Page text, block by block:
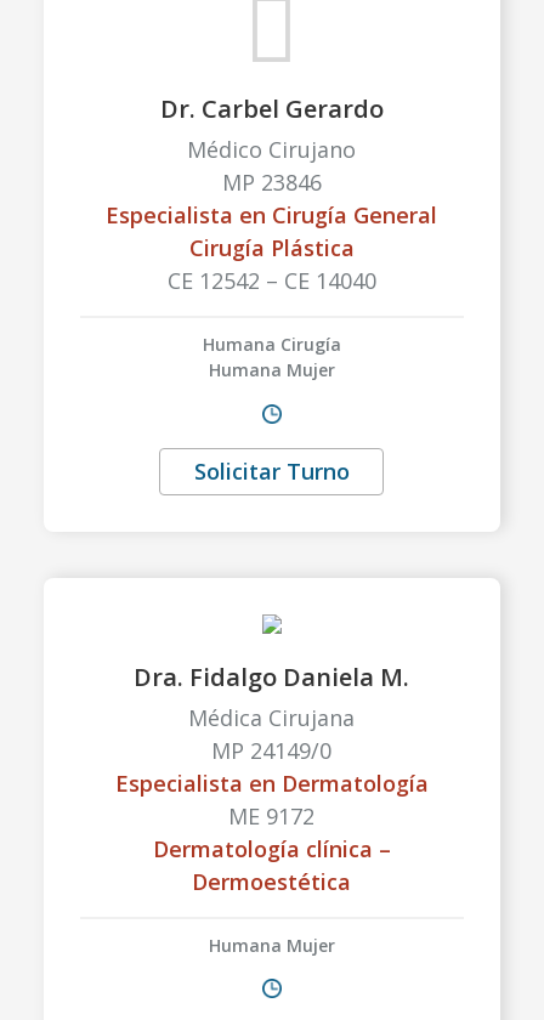
Dr. Carbel Gerardo
Médico Cirujano
MP 23846
Especialista en Cirugía General
Cirugía Plástica
CE 12542 – CE 14040
Humana Cirugía
Humana Mujer
Solicitar Turno
Dra. Fidalgo Daniela M.
Médica Cirujana
MP 24149/0
Especialista en Dermatología
ME 9172
Dermatología clínica –
Dermoestética
Humana Mujer